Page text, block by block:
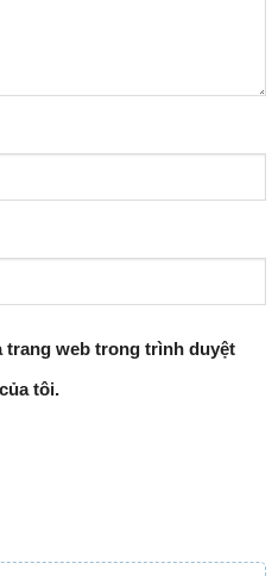
trang web trong trình duyệt
tôi.